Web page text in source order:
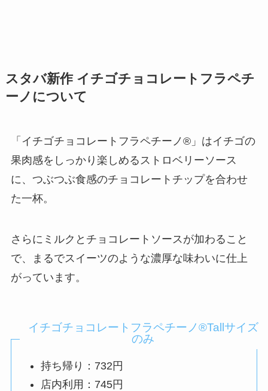
スタバ新作 イチゴチョコレートフラペチ
ーノについて
「イチゴチョコレートフラペチーノ®」はイチゴの
果肉感をしっかり楽しめるストロベリーソース
に、つぶつぶ食感のチョコレートチップを合わせ
た一杯。
さらにミルクとチョコレートソースが加わること
で、まるでスイーツのような濃厚な味わいに仕上
がっています。
イチゴチョコレートフラペチーノ®Tallサイズ
のみ
持ち帰り：732円
店内利用：745円